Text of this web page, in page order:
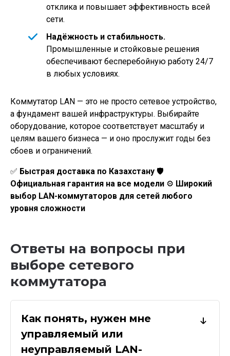
отклика и повышает эффективность всей
сети.
Надёжность и стабильность.
Промышленные и стойковые решения
обеспечивают бесперебойную работу 24/7
в любых условиях.
Коммутатор LAN — это не просто сетевое устройство,
а фундамент вашей инфраструктуры. Выбирайте
оборудование, которое соответствует масштабу и
целям вашего бизнеса — и оно прослужит годы без
сбоев и ограничений.
✅ Быстрая доставка по Казахстану 🛡️
Официальная гарантия на все модели ⚙️ Широкий
выбор LAN-коммутаторов для сетей любого
уровня сложности
Ответы на вопросы при
выборе сетевого
коммутатора
Как понять, нужен мне
управляемый или
неуправляемый LAN-